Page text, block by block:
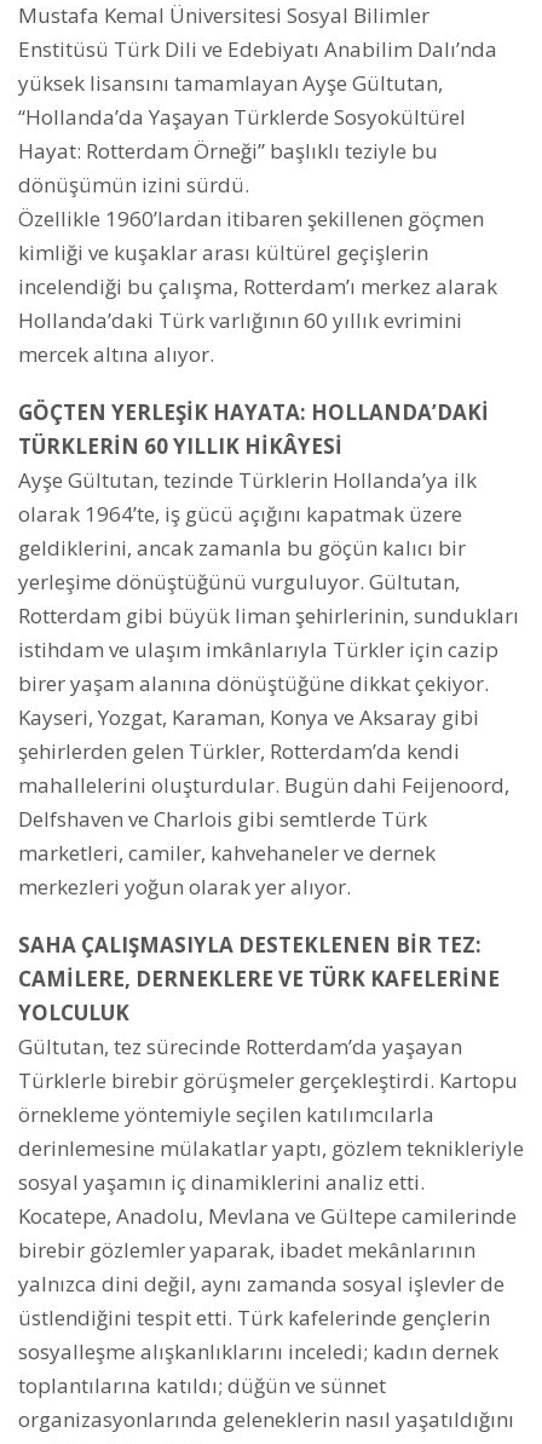
Mustafa Kemal Üniversitesi Sosyal Bilimler
Enstitüsü Türk Dili ve Edebiyatı Anabilim Dalı’nda
yüksek lisansını tamamlayan Ayşe Gültutan,
“Hollanda’da Yaşayan Türklerde Sosyokültürel
Hayat: Rotterdam Örneği” başlıklı teziyle bu
dönüşümün izini sürdü.
Özellikle 1960’lardan itibaren şekillenen göçmen
kimliği ve kuşaklar arası kültürel geçişlerin
incelendiği bu çalışma, Rotterdam’ı merkez alarak
Hollanda’daki Türk varlığının 60 yıllık evrimini
mercek altına alıyor.
GÖÇTEN YERLEŞİK HAYATA: HOLLANDA’DAKİ
TÜRKLERİN 60 YILLIK HİKÂYESİ
Ayşe Gültutan, tezinde Türklerin Hollanda’ya ilk
olarak 1964’te, iş gücü açığını kapatmak üzere
geldiklerini, ancak zamanla bu göçün kalıcı bir
yerleşime dönüştüğünü vurguluyor. Gültutan,
Rotterdam gibi büyük liman şehirlerinin, sundukları
istihdam ve ulaşım imkânlarıyla Türkler için cazip
birer yaşam alanına dönüştüğüne dikkat çekiyor.
Kayseri, Yozgat, Karaman, Konya ve Aksaray gibi
şehirlerden gelen Türkler, Rotterdam’da kendi
mahallelerini oluşturdular. Bugün dahi Feijenoord,
Delfshaven ve Charlois gibi semtlerde Türk
marketleri, camiler, kahvehaneler ve dernek
merkezleri yoğun olarak yer alıyor.
SAHA ÇALIŞMASIYLA DESTEKLENEN BİR TEZ:
CAMİLERE, DERNEKLERE VE TÜRK KAFELERİNE
YOLCULUK
Gültutan, tez sürecinde Rotterdam’da yaşayan
Türklerle birebir görüşmeler gerçekleştirdi. Kartopu
örnekleme yöntemiyle seçilen katılımcılarla
derinlemesine mülakatlar yaptı, gözlem teknikleriyle
sosyal yaşamın iç dinamiklerini analiz etti.
Kocatepe, Anadolu, Mevlana ve Gültepe camilerinde
birebir gözlemler yaparak, ibadet mekânlarının
yalnızca dini değil, aynı zamanda sosyal işlevler de
üstlendiğini tespit etti. Türk kafelerinde gençlerin
sosyalleşme alışkanlıklarını inceledi; kadın dernek
toplantılarına katıldı; düğün ve sünnet
organizasyonlarında geleneklerin nasıl yaşatıldığını